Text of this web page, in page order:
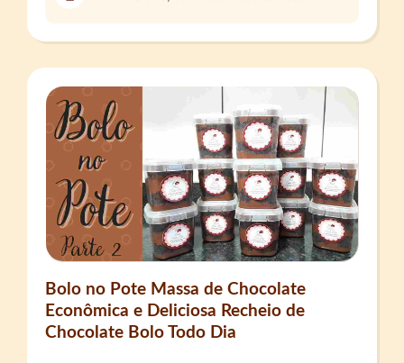
Bolo no Pote Massa de Chocolate
Econômica e Deliciosa Recheio de
Chocolate Bolo Todo Dia